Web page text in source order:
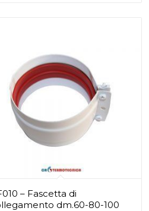
– Fascetta di
dm.60-80-100